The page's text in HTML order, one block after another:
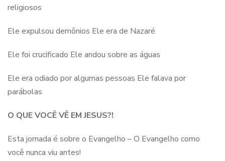
religiosos
Ele expulsou demônios Ele era de Nazaré
Ele foi crucificado Ele andou sobre as águas
Ele era odiado por algumas pessoas Ele falava por
parábolas
O QUE VOCÊ VÊ EM JESUS?!
Esta jornada é sobre o Evangelho – O Evangelho como
você nunca viu antes!